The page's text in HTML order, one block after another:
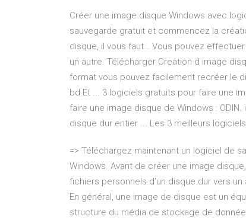
Créer une image disque Windows avec
sauvegarde gratuit et commencez la
disque, il vous faut… Vous pouvez
un autre. Télécharger Creation d image
format vous pouvez facilement recréer le
bd.Et ... 3 logiciels gratuits pour faire une
faire une image disque de Windows :
disque dur entier ... Les 3 meilleurs
=> Téléchargez maintenant un logiciel de
Windows. Avant de créer une image
fichiers personnels d’un disque dur vers un
En général, une image de disque est un
structure du média de stockage de